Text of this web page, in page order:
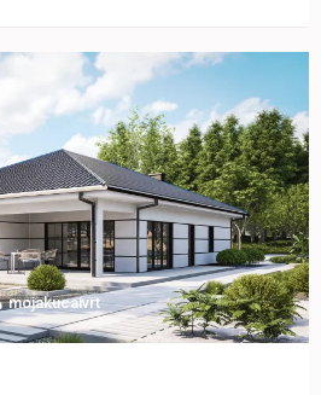
mojakucaivrt